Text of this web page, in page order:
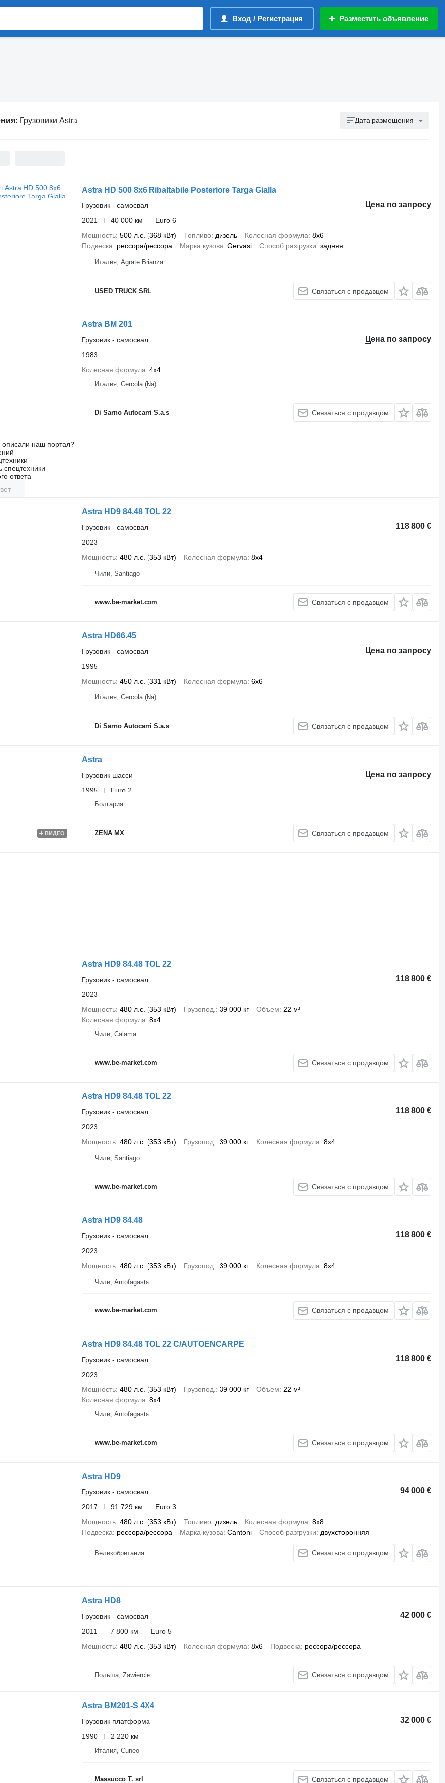
Вход / Регистрация Разместить объявление
Грузовики Astra Дата размещения
Astra HD 500 8x6 Ribaltabile Posteriore Targa Gialla
Цена по запросу
Грузовик - самосвал
2021
40 000 км
Euro 6
Мощность 500 л.с. (368 кВт) Топливо дизель Колесная формула 8x6
Подвеска
рессора/рессора Марка кузова Gervasi Способ разгрузки задняя
Италия, Agrate Brianza
USED TRUCK SRL Связаться с продавцом
Astra BM 201
Цена по запросу
Грузовик - самосвал
1983
Колесная формула 4x4
Италия, Cercola (Na)
Di Sarno Autocarri S.a.s Связаться с продавцом
описали наш портал?
спецтехники
ответа
Astra HD9 84.48 TOL 22
118 800 €
Грузовик - самосвал
2023
Мощность 480 л.с. (353 кВт) Колесная формула 8x4
Чили, Santiago
www.be-market.com Связаться с продавцом
Astra HD66.45
Цена по запросу
Грузовик - самосвал
1995
Мощность 450 л.с. (331 кВт) Колесная формула 6x6
Италия, Cercola (Na)
Di Sarno Autocarri S.a.s Связаться с продавцом
ВИДЕО
Astra
Цена по запросу
Грузовик шасси
1995
Euro 2
Болгария
ZENA MX Связаться с продавцом
Astra HD9 84.48 TOL 22
118 800 €
Грузовик - самосвал
2023
Мощность 480 л.с. (353 кВт) Грузопод. 39 000 кг Объем
22 м³
Колесная формула 8x4
Чили, Calama
www.be-market.com Связаться с продавцом
Astra HD9 84.48 TOL 22
118 800 €
Грузовик - самосвал
2023
Мощность 480 л.с. (353 кВт) Грузопод. 39 000 кг Колесная формула 8x4
Чили, Santiago
www.be-market.com Связаться с продавцом
Astra HD9 84.48
118 800 €
Грузовик - самосвал
2023
Мощность 480 л.с. (353 кВт) Грузопод. 39 000 кг Колесная формула 8x4
Чили, Antofagasta
www.be-market.com Связаться с продавцом
Astra HD9 84.48 TOL 22 C/AUTOENCARPE
118 800 €
Грузовик - самосвал
2023
Мощность 480 л.с. (353 кВт) Грузопод. 39 000 кг Объем
22 м³
Колесная формула 8x4
Чили, Antofagasta
www.be-market.com Связаться с продавцом
Astra HD9
94 000 €
Грузовик - самосвал
2017
91 729 км
Euro 3
Мощность 480 л.с. (353 кВт) Топливо дизель Колесная формула 8x8
Подвеска
рессора/рессора Марка кузова Cantoni Способ разгрузки двухсторонняя
Великобритания Связаться с продавцом
Astra HD8
42 000 €
Грузовик - самосвал
2011
7 800 км
Euro 5
Мощность 480 л.с. (353 кВт) Колесная формула 8x6 Подвеска рессора/рессора
Польша, Zawiercie Связаться с продавцом
Astra BM201-S 4X4
32 000 €
Грузовик платформа
1990
2 220 км
Италия, Cuneo
Massucco T. srl Связаться с продавцом